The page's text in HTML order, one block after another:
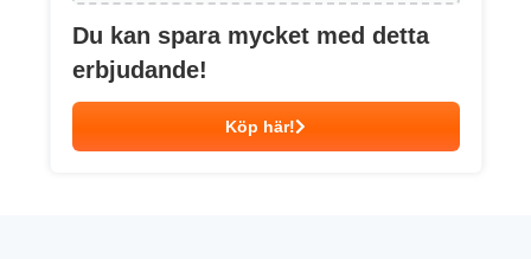
Du kan spara mycket med detta
erbjudande!
Köp här!